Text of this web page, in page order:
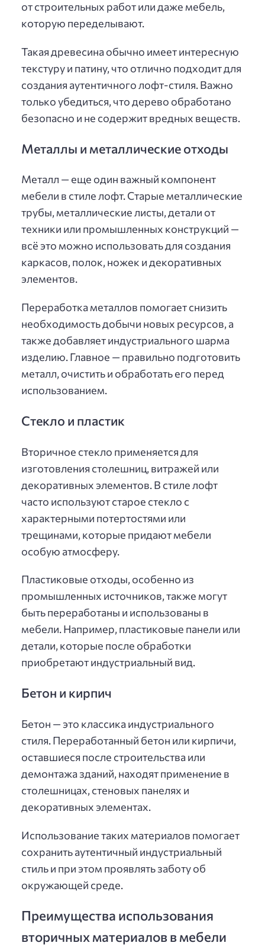
от строительных работ или даже мебель,
которую переделывают.
Такая древесина обычно имеет интересную
текстуру и патину, что отлично подходит для
создания аутентичного лофт-стиля. Важно
только убедиться, что дерево обработано
безопасно и не содержит вредных веществ.
Металлы и металлические отходы
Металл — еще один важный компонент
мебели в стиле лофт. Старые металлические
трубы, металлические листы, детали от
техники или промышленных конструкций —
всё это можно использовать для создания
каркасов, полок, ножек и декоративных
элементов.
Переработка металлов помогает снизить
необходимость добычи новых ресурсов, а
также добавляет индустриального шарма
изделию. Главное — правильно подготовить
металл, очистить и обработать его перед
использованием.
Стекло и пластик
Вторичное стекло применяется для
изготовления столешниц, витражей или
декоративных элементов. В стиле лофт
часто используют старое стекло с
характерными потертостями или
трещинами, которые придают мебели
особую атмосферу.
Пластиковые отходы, особенно из
промышленных источников, также могут
быть переработаны и использованы в
мебели. Например, пластиковые панели или
детали, которые после обработки
приобретают индустриальный вид.
Бетон и кирпич
Бетон — это классика индустриального
стиля. Переработанный бетон или кирпичи,
оставшиеся после строительства или
демонтажа зданий, находят применение в
столешницах, стеновых панелях и
декоративных элементах.
Использование таких материалов помогает
сохранить аутентичный индустриальный
стиль и при этом проявлять заботу об
окружающей среде.
Преимущества использования
вторичных материалов в мебели